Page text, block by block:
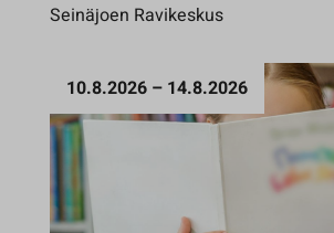
Seinäjoen Ravikeskus
10.8.2026 – 14.8.2026